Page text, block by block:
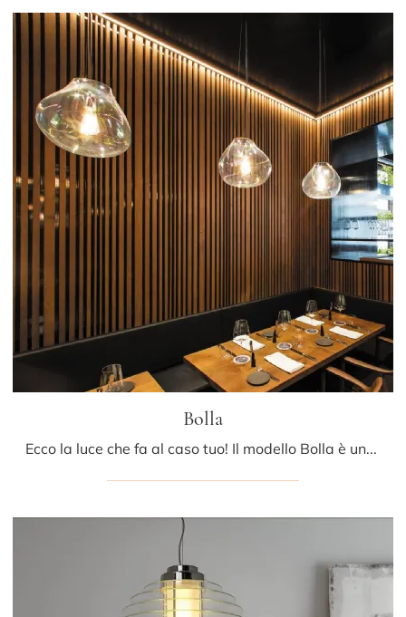
Bolla
Ecco la luce che fa al caso tuo! Il modello Bolla è una delle nostre lampade a sospensione di Fontana Arte.